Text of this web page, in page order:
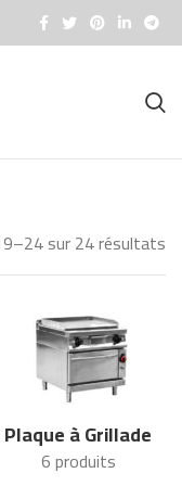
sur 24 résultats
Plaque à Grillade
6 produits